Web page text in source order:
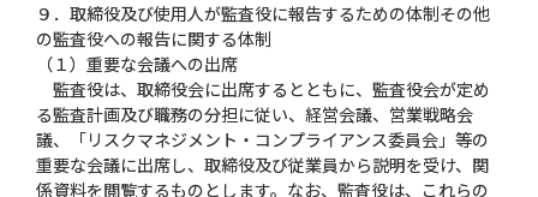
９．取締役及び使用人が監査役に報告するための体制その他
の監査役への報告に関する体制
（１）重要な会議への出席
監査役は、取締役会に出席するとともに、監査役会が定め
る監査計画及び職務の分担に従い、経営会議、営業戦略会
議、「リスクマネジメント・コンプライアンス委員会」等の
重要な会議に出席し、取締役及び従業員から説明を受け、関
係資料を閲覧するものとします。なお、監査役は、これらの